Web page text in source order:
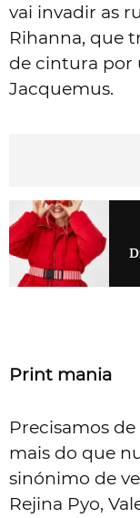
vai invadir as
Rihanna, que
de cintura por
Jacquemus.
Print mania
Precisamos
mais do que
sinónimo de
Rejina Pyo,